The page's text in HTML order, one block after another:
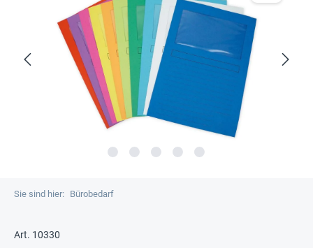
Sie sind hier: Bürobedarf
Art. 10330